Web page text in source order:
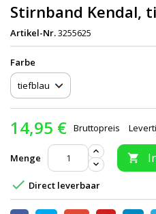
Stirnband Kendal,
Artikel-Nr.3255625
Farbe
14,95 € Bruttopreis
Menge 
 Direct leverbaar